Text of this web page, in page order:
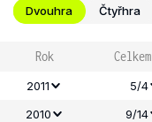
Dvouhra Čtyřhra
Rok Celkem
2011 5/4
2010
9/14